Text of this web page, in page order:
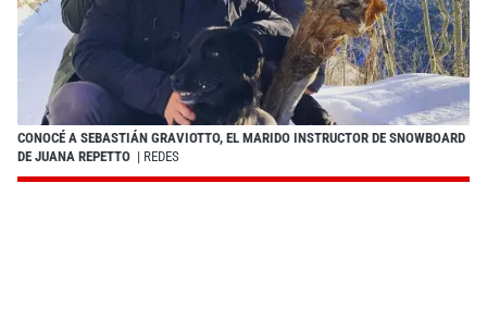
CONOCÉ A SEBASTIÁN GRAVIOTTO, EL MARIDO INSTRUCTOR DE SNOWBOARD
DE JUANA REPETTO | REDES